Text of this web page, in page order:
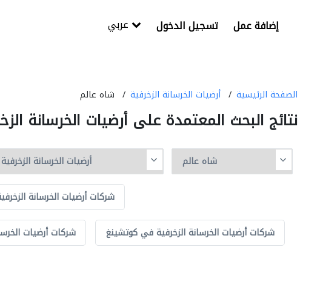
تسجيل الدخول إضافة عمل
الصفحة الرئيسية أرضيات الخرسانة الزخرفية شاه عالم
نتائج البحث المعتمدة على أرضيات الخرسانة
شركات أرضيات الخرسانة
شركات أرضيات شركات أرضيات الخرسانة الزخرفية في كوتشينغ